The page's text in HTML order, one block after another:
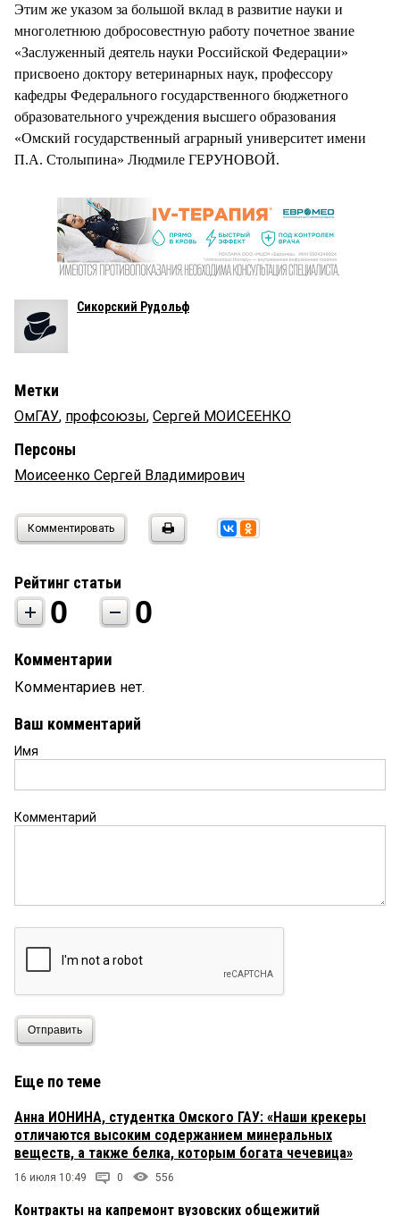
Этим же указом за большой вклад в развитие науки и
многолетнюю добросовестную работу почетное звание
«Заслуженный деятель науки Российской Федерации»
присвоено доктору ветеринарных наук, профессору
кафедры Федерального государственного бюджетного
образовательного учреждения высшего образования
«Омский государственный аграрный университет имени
П.А. Столыпина» Людмиле ГЕРУНОВОЙ.
Сикорский Рудольф
Метки
ОмГАУ, профсоюзы, Сергей МОИСЕЕНКО
Персоны
Моисеенко Сергей Владимирович
Комментировать
Рейтинг статьи
0 0
Комментарии
Комментариев нет.
Ваш комментарий
Имя
Комментарий
Отправить
Еще по теме
Анна ИОНИНА, студентка Омского ГАУ: «Наши крекеры
отличаются высоким содержанием минеральных
веществ, а также белка, которым богата чечевица»
16 июля 10:49 0 556
Контракты на капремонт вузовских общежитий